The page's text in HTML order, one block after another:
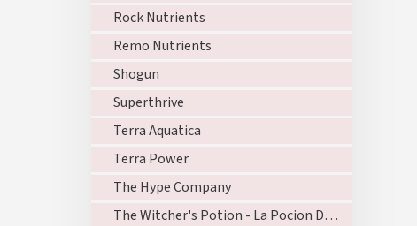
Rock Nutrients
Remo Nutrients
Shogun
Superthrive
Terra Aquatica
Terra Power
The Hype Company
The Witcher's Potion - La Pocion Del Brujo